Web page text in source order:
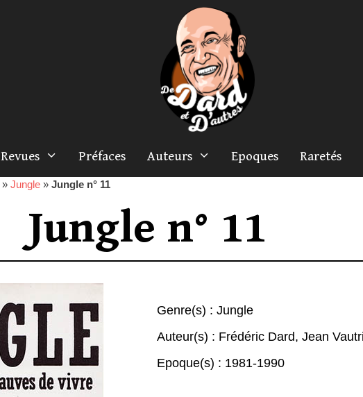
Revues Préfaces Auteurs Epoques Raretés
» Jungle » Jungle n° 11
Jungle n° 11
Genre(s) : Jungle
Auteur(s) : Frédéric Dard, Jean
Epoque(s) : 1981-1990